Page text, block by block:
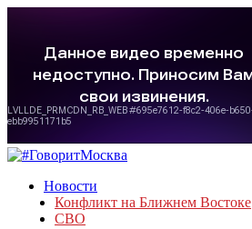
Новости
Конфликт на Ближнем Востоке
СВО